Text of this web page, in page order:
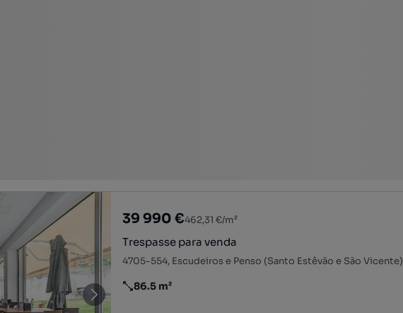
39 990 €462,31 €/m²
Trespasse para venda
Preço por metro quadrado
86.5 m²